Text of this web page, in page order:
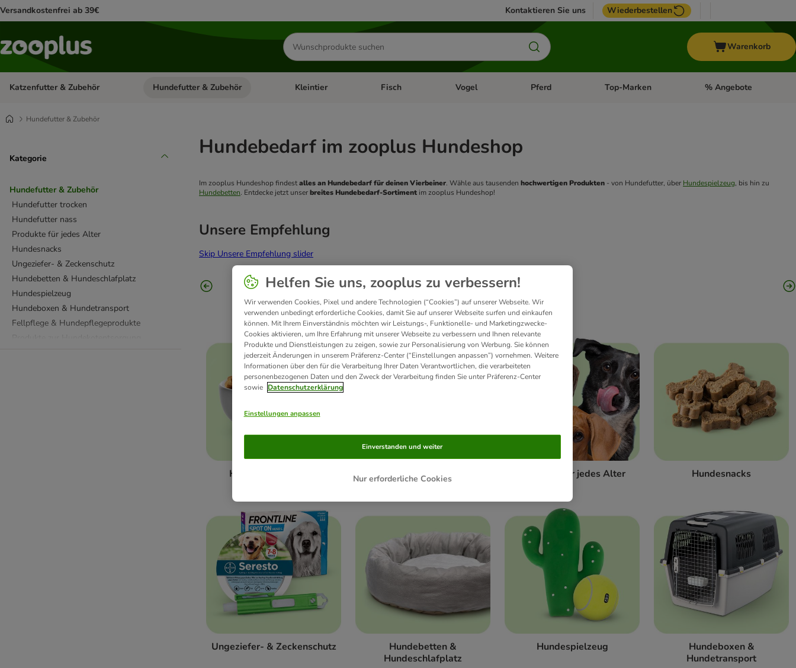
Versandkostenfrei ab 39€ Kontaktieren Sie uns Wiederbestellen
Produkte
suchen
Warenkorb
Katzenfutter & Zubehör Kategorie-Menü öffnen: Katzenfutter & Zubehör
Hundefutter & Zubehör Kategorie-Menü öffnen: Hundefutter & Zubehör
Kleintier Kategorie-Menü öffnen: Kleintier
Fisch Kategorie-Menü öffnen: Fisch
Vogel Kategorie-Menü öffnen: Vogel
Pferd Kategorie-Menü öffnen: Pferd
Top-Marken Kategorie-Menü öffnen:
% Angebote
Hundefutter & Zubehör
Kategorie
Hundefutter & Zubehör
Hundefutter trocken
Hundefutter nass
Produkte für jedes Alter
Hundesnacks
Ungeziefer- & Zeckenschutz
Hundebetten & Hundeschlafplatz
Hundespielzeug
Hundeboxen & Hundetransport
Fellpflege & Hundepflegeprodukte
Hundebedarf im zooplus Hundeshop
Im zooplus Hundeshop findest alles an Hundebedarf für deinen Vierbeiner. Wähle aus tausenden hochwertigen Produkten - von Hundefutter, über Hundespielzeug
Hundebetten. Entdecke jetzt unser breites Hundebedarf-Sortiment im zooplus Hundeshop!
Unsere Empfehlung
Skip Unsere Empfehlung slider
Hundefutter trocken Hundefutter nass Produkte für jedes Alter Hundesnacks
Ungeziefer- & Zeckenschutz
Hundebetten &
Hundeschlafplatz
Hundespielzeug
Hundeboxen &
Hundetransport
Helfen Sie uns, zooplus zu verbessern!
Wir verwenden Cookies, Pixel und andere Technologien (“Cookies”) auf unserer Webseite. Wir
verwenden unbedingt erforderliche Cookies, damit Sie auf unserer Webseite surfen und einkaufen
können. Mit Ihrem Einverständnis möchten wir Leistungs-, Funktionelle- und Marketingzwecke-
Cookies aktivieren, um Ihre Erfahrung mit unserer Webseite zu verbessern und Ihnen relevante
Produkte und Dienstleistungen zu zeigen, sowie zur Personalisierung von Werbung. Sie können
jederzeit Änderungen in unserem Präferenz-Center (“Einstellungen anpassen”) vornehmen. Weitere
Informationen über den für die Verarbeitung Ihrer Daten Verantwortlichen, die verarbeiteten
personenbezogenen Daten und den Zweck der Verarbeitung finden Sie unter Präferenz-Center
sowie Datenschutzerklärung
Einstellungen anpassen
Nur erforderliche Cookies
Einverstanden und weiter